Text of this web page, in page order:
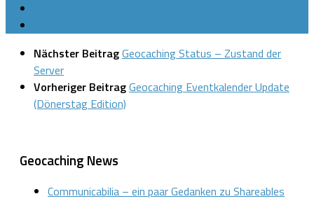
Nächster BeitragGeocaching Status – Zustand der
Server
Vorheriger BeitragGeocaching Eventkalender Update
(Dönerstag Edition)
Geocaching News
Communicabilia – ein paar Gedanken zu Shareables